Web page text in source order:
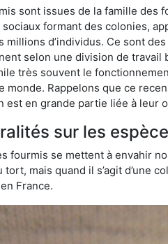
sont issues de la famille des
formant des colonies,
millions d’individus. Ce sont
selon une division de travail
très souvent le
monde. Rappelons que ce
est en grande partie liée à leur
sur les
fourmis se mettent à envahir
tort, mais quand il s’agit d’une
France.